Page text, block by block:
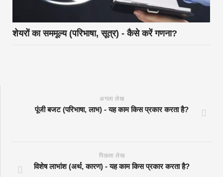
शेयरों का सममूल्य (परिभाषा, सूत्र) - कैसे करें गणना?
अगला लेख
पूंजी बजट (परिभाषा, लाभ) - यह काम किस प्रकार करता है?
पिछला लेख
विशेष लाभांश (अर्थ, कारण) - यह काम किस प्रकार करता है?